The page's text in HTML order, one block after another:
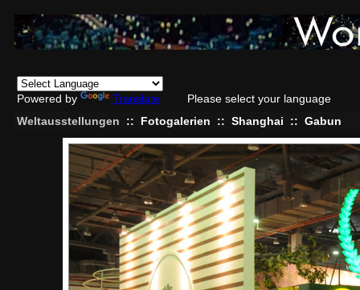
Powered by Translate
Please select your language
Weltausstellungen
:: Fotogalerien :: Shanghai :: Gabun